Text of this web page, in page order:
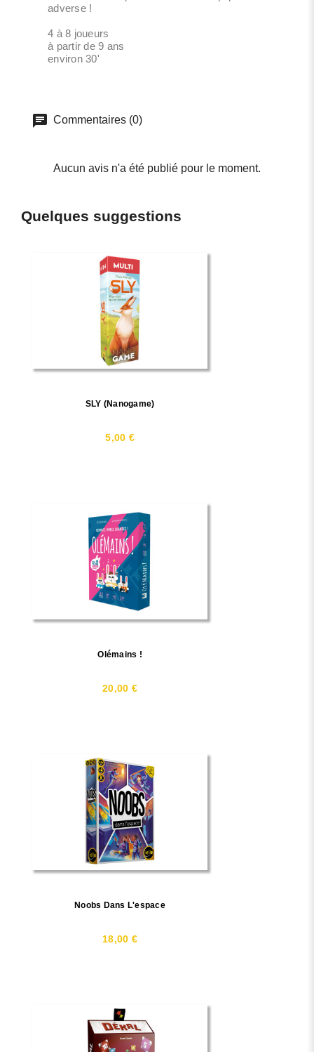
adverse !
4 à 8 joueurs
à partir de 9 ans
environ 30'
Commentaires (0)
Aucun avis n'a été publié pour le moment.
Quelques suggestions
SLY (Nanogame)
5,00 €
Olémains !
20,00 €
Noobs Dans L'espace
18,00 €